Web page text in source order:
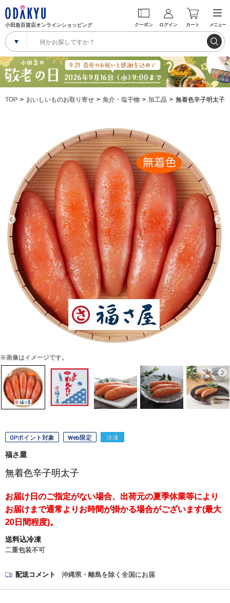
小田急百貨店オンラインショッピング クーポン ログイン カート メニュー
TOP おいしいものお取り寄せ 魚介・塩干物 加工品 無着色辛子明太子
※画像はイメージです。
OPポイント対象 Web限定 冷凍
福さ屋
無着色辛子明太子
お届け日のご指定がない場合、出荷元の夏季休業等により
お届けまで通常よりお時間が掛かる場合がございます(最大
20日間程度)。
送料込冷凍
二重包装不可
配送コメント 沖縄県・離島を除く全国にお届